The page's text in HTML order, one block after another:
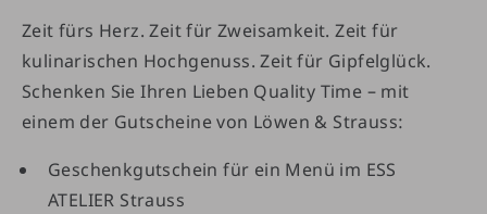
Zeit fürs Herz. Zeit für Zweisamkeit. Zeit für
kulinarischen Hochgenuss. Zeit für Gipfelglück.
Schenken Sie Ihren Lieben Quality Time – mit
einem der Gutscheine von Löwen & Strauss:
Geschenkgutschein für ein Menü im ESS
ATELIER Strauss